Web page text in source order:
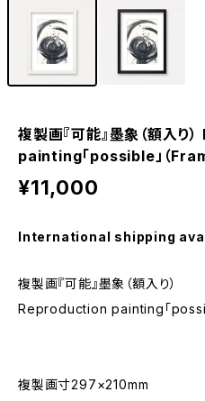
複製画『可能』墨象（額入
painting「possible」（
¥11,000
International shipping
複製画『可能』墨象（額入り）
Reproduction painting「
複製画寸297×210mm